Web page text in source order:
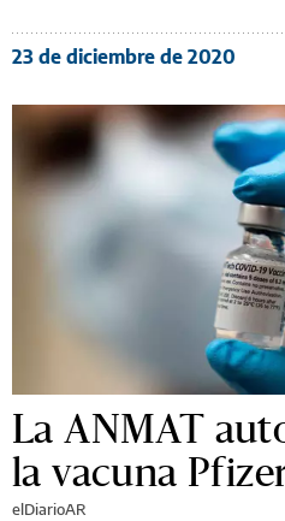
23 de diciembre de 2020
La ANMAT
la vacuna
elDiarioAR